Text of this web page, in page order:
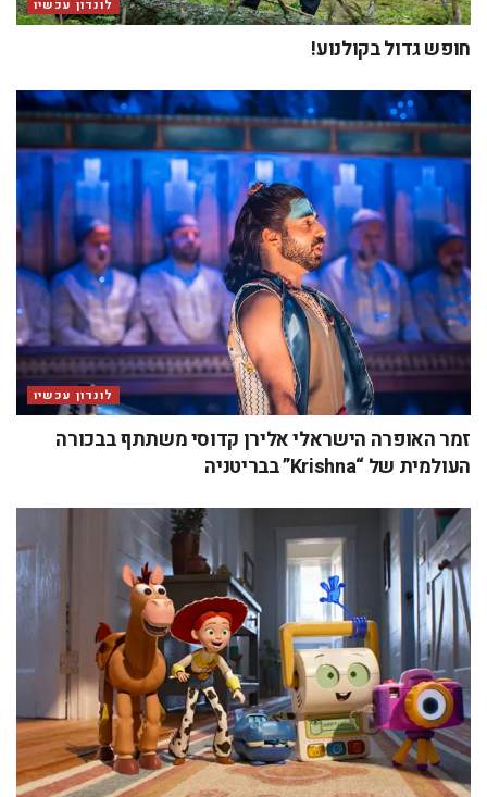
לונדון עכשיו
חופש גדול בקולנוע!
לונדון עכשיו
זמר האופרה הישראלי אלירן קדוסי משתתף בבכורה
העולמית של “Krishna” בבריטניה